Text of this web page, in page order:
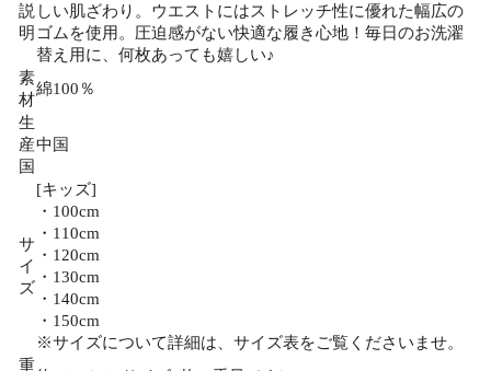
説
明
しい肌ざわり。ウエストにはストレッチ性に優れた幅広の
ゴムを使用。圧迫感がない快適な履き心地！毎日のお洗濯
替え用に、何枚あっても嬉しい♪
素
材
綿100％
生
産
国
中国
サ
イ
ズ
[キッズ]
・100cm
・110cm
・120cm
・130cm
・140cm
・150cm
※サイズについて詳細は、サイズ表をご覧くださいませ。
重